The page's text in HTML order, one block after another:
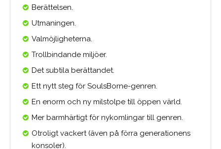
Berättelsen.
Utmaningen.
Valmöjligheterna.
Trollbindande miljöer.
Det subtila berättandet.
Ett nytt steg för SoulsBorne-genren.
En enorm och ny milstolpe till öppen värld.
Mer barmhärtigt för nykomlingar till genren.
Otroligt vackert (även på förra generationens
konsoler).